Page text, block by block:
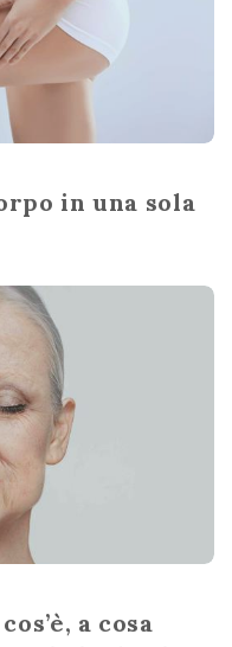
in una sola
a cosa